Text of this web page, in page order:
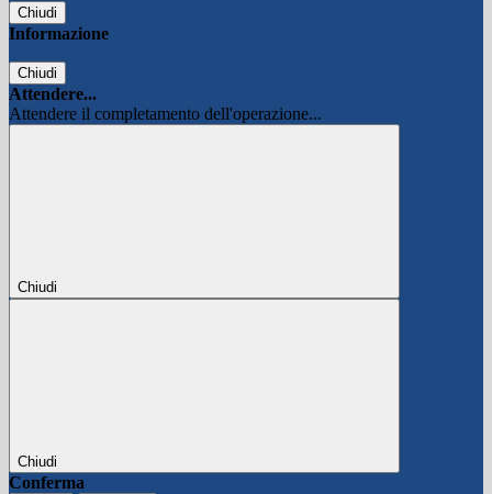
Chiudi
Informazione
Chiudi
Attendere...
Attendere il completamento dell'operazione...
Chiudi
Chiudi
Conferma